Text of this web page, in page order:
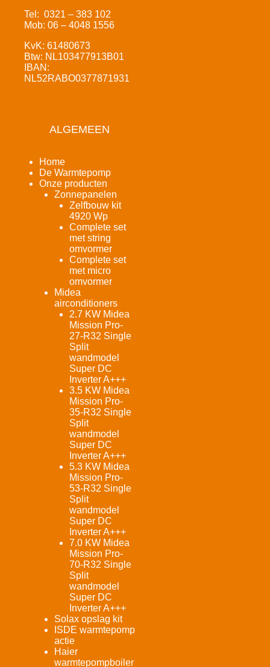
Tel: 0321 – 383 102
Mob: 06 – 4048 1556
KvK: 61480673
Btw: NL103477913B01
IBAN:
NL52RABO0377871931
ALGEMEEN
Home
De Warmtepomp
Onze producten
Zonnepanelen
Zelfbouw kit
4920 Wp
Complete set
met string
omvormer
Complete set
met micro
omvormer
Midea
airconditioners
2.7 KW Midea
Mission Pro-
27-R32 Single
Split
wandmodel
Super DC
Inverter A+++
3.5 KW Midea
Mission Pro-
35-R32 Single
Split
wandmodel
Super DC
Inverter A+++
5.3 KW Midea
Mission Pro-
53-R32 Single
Split
wandmodel
Super DC
Inverter A+++
7.0 KW Midea
Mission Pro-
70-R32 Single
Split
wandmodel
Super DC
Inverter A+++
Solax opslag kit
ISDE warmtepomp
actie
Haier
warmtepompboiler